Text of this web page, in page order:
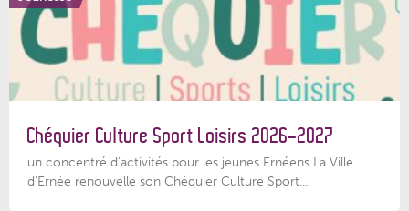
Chéquier Culture Sport Loisirs 2026-2027
un concentré d’activités pour les jeunes Ernéens La Ville
d’Ernée renouvelle son Chéquier Culture Sport...